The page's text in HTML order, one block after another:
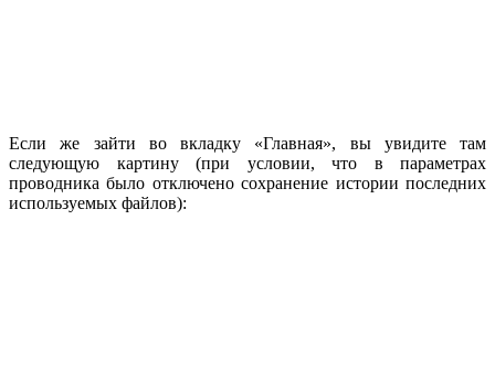
Если же зайти во вкладку «Главная», вы увидите там
следующую картину (при условии, что в параметрах
проводника было отключено сохранение истории последних
используемых файлов):